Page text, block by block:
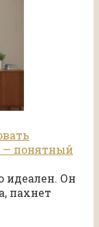
— понятный
идеален. Он
пахнет